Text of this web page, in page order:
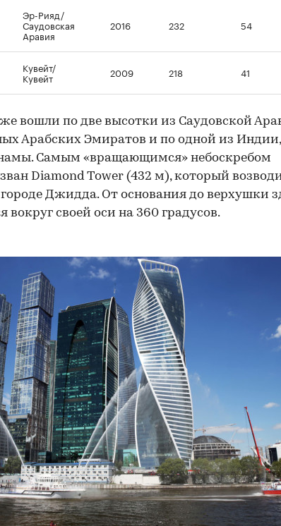
Эр-Рияд/
Саудовская
Аравия
2016 232 54
Кувейт/
Кувейт 2009 218 41
вошли по две высотки из Саудовской
Арабских Эмиратов и по одной из Индии,
Самым «вращающимся» небоскребом
Diamond Tower (432 м), который
Джидда. От основания до верхушки
вокруг своей оси на 360 градусов.